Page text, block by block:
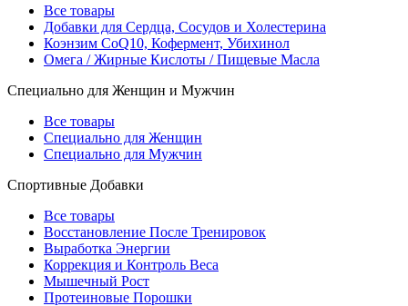
Все товары
Добавки для Сердца, Сосудов и Холестерина
Коэнзим CoQ10, Кофермент, Убихинол
Омега / Жирные Кислоты / Пищевые Масла
Специально для Женщин и Мужчин
Все товары
Специально для Женщин
Специально для Мужчин
Спортивные Добавки
Все товары
Восстановление После Тренировок
Выработка Энергии
Коррекция и Контроль Веса
Мышечный Рост
Протеиновые Порошки